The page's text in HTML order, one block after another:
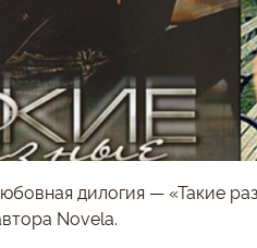
дилогия — «Такие
Novela.